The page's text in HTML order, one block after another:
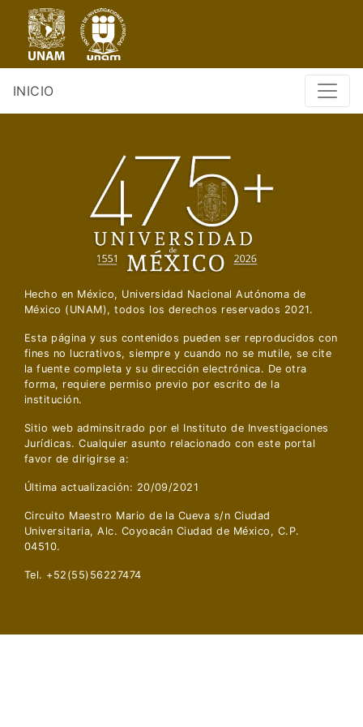
Pasar
contenido
principal
INICIO
Hecho en México, Universidad Nacional Autónoma de
México (UNAM), todos los derechos reservados 2021.
Esta página y sus contenidos pueden ser reproducidos con
fines no lucrativos, siempre y cuando no se mutile, se cite
la fuente completa y su dirección electrónica. De otra
forma, requiere permiso previo por escrito de la
institución.
Sitio web adminsitrado por el Instituto de Investigaciones
Jurídicas. Cualquier asunto relacionado con este portal
favor de dirigirse a:
Última actualización: 20/09/2021
Circuito Maestro Mario de la Cueva s/n Ciudad
Universitaria, Alc. Coyoacán Ciudad de México, C.P.
04510.
Tel. +52(55)56227474